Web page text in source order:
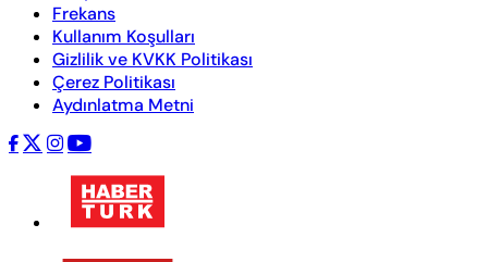
Frekans
Kullanım Koşulları
Gizlilik ve KVKK Politikası
Çerez Politikası
Aydınlatma Metni